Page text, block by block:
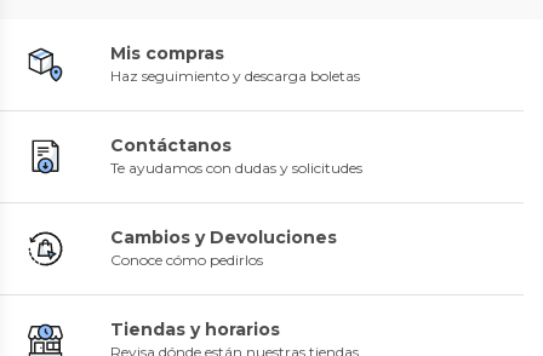
Mis compras
Haz seguimiento y descarga boletas
Contáctanos
Te ayudamos con dudas y solicitudes
Cambios y Devoluciones
Conoce cómo pedirlos
Tiendas y horarios
Revisa dónde están nuestras tiendas